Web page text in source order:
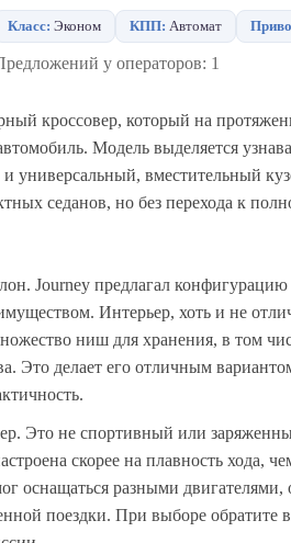
Класс: Эконом КПП: Автомат
у операторов: 1
кроссовер, который на
Модель выделяется
универсальный, вместительный
седанов, но без перехода к
Journey предлагал
Интерьер, хоть и не
ниш для хранения, в том
Это делает его отличным
Это не спортивный или
скорее на плавность хода,
оснащаться разными
поездки. При выборе обратите